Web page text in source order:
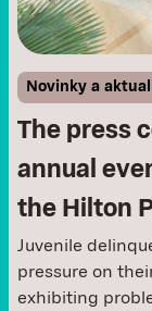
Novinky a
The press
annual
the Hilton
Juvenile
pressure on
exhibiting